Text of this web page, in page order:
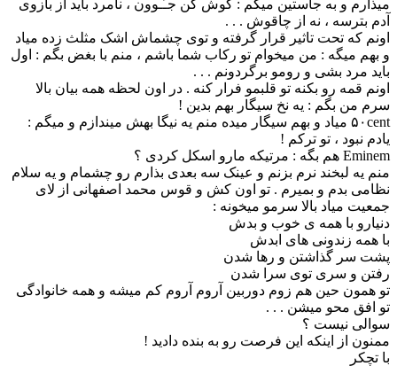
میذارم و به جاستین میگم : گوش کن جـَـوون ، نامرد باید از بازوی
آدم بترسه ، نه از چاقوش . . .
اونم که تحت تاثیر قرار گرفته و توی چشماش اشک مثلث زده میاد
و بهم میگه : من میخوام تو رکاب شما باشم ، منم با بغض بگم : اول
باید مرد بشی و رومو برگردونم . . .
اونم قمه رو بکنه تو قلبمو فرار کنه . در اون لحظه همه بیان بالا
سرم من بگم : یه نخ سیگار بهم بدین !
۵۰cent میاد و بهم سیگار میده منم یه نیگا بهش میندازم و میگم :
یادم نبود ، تو ترکم !
Eminem هم بگه : مرتیکه مارو اسکل کردی ؟
منم یه لبخند نرم بزنم و عینک سه بعدی بذارم رو چشمام و یه سلام
نظامی بدم و بمیرم . تو اون کش و قوس محمد اصفهانی از لای
جمعیت میاد بالا سرمو میخونه :
دنیارو با همه ی خوب و بدش
با همه زندونی های ابدش
پشت سر گذاشتن و رها شدن
رفتن و سری توی سرا شدن
تو همون حین هم زوم دوربین آروم آروم کم میشه و همه خانوادگی
تو افق محو میشن . . .
سوالی نیست ؟
ممنون از اینکه این فرصت رو به بنده دادید !
با تچکر